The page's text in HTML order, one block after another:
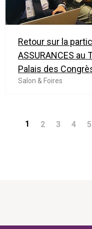
Retour sur la
ASSURANCES au
Palais des
Salon & Foires
Pagination
1 2 3 4 5